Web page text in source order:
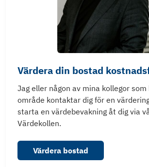
Värdera din bostad
Jag eller någon av mina kollegor
område kontaktar dig för en
starta en värdebevakning åt dig via
Värdekollen.
Värdera bostad